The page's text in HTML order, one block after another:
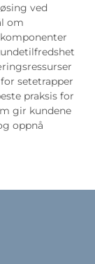
ved
om
setetrapper
praksis for
gir kundene
oppnå